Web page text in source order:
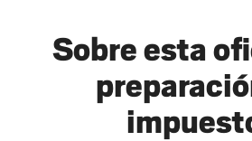
Sobre esta